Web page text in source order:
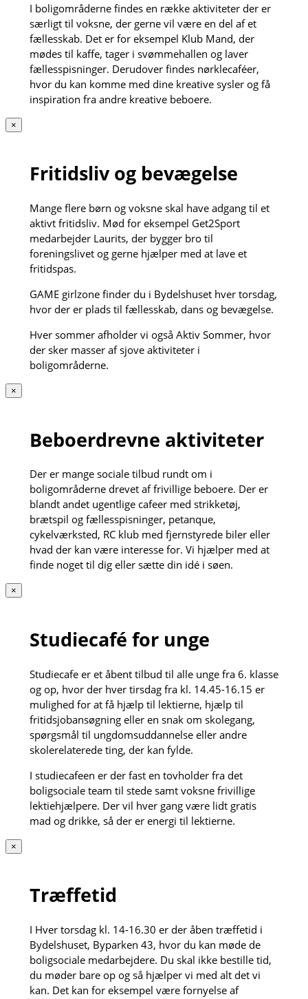
I boligområderne findes en række aktiviteter der er
særligt til voksne, der gerne vil være en del af et
fællesskab. Det er for eksempel Klub Mand, der
mødes til kaffe, tager i svømmehallen og laver
fællesspisninger. Derudover findes nørklecaféer,
hvor du kan komme med dine kreative sysler og få
inspiration fra andre kreative beboere.
×
Fritidsliv og bevægelse
Mange flere børn og voksne skal have adgang til et
aktivt fritidsliv. Mød for eksempel Get2Sport
medarbejder Laurits, der bygger bro til
foreningslivet og gerne hjælper med at lave et
fritidspas.
GAME girlzone finder du i Bydelshuset hver torsdag,
hvor der er plads til fællesskab, dans og bevægelse.
Hver sommer afholder vi også Aktiv Sommer, hvor
der sker masser af sjove aktiviteter i
boligområderne.
×
Beboerdrevne aktiviteter
Der er mange sociale tilbud rundt om i
boligområderne drevet af frivillige beboere. Der er
blandt andet ugentlige cafeer med strikketøj,
brætspil og fællesspisninger, petanque,
cykelværksted, RC klub med fjernstyrede biler eller
hvad der kan være interesse for. Vi hjælper med at
finde noget til dig eller sætte din idé i søen.
×
Studiecafé for unge
Studiecafe er et åbent tilbud til alle unge fra 6. klasse
og op, hvor der hver tirsdag fra kl. 14.45-16.15 er
mulighed for at få hjælp til lektierne, hjælp til
fritidsjobansøgning eller en snak om skolegang,
spørgsmål til ungdomsuddannelse eller andre
skolerelaterede ting, der kan fylde.
I studiecafeen er der fast en tovholder fra det
boligsociale team til stede samt voksne frivillige
lektiehjælpere. Der vil hver gang være lidt gratis
mad og drikke, så der er energi til lektierne.
×
Træffetid
I Hver torsdag kl. 14-16.30 er der åben træffetid i
Bydelshuset, Byparken 43, hvor du kan møde de
boligsociale medarbejdere. Du skal ikke bestille tid,
du møder bare op og så hjælper vi med alt det vi
kan. Det kan for eksempel være fornyelse af